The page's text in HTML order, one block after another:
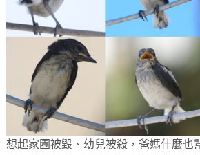
想起家園被毀、幼兒被殺，爸媽什麼也